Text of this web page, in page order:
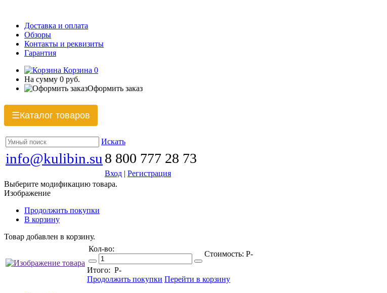
Доставка и оплата
Обзоры
Контакты и реквизиты
Гарантия
Корзина 0
На сумму 0 руб.
Оформить заказ
☰Каталог товаров
Искать
info@kulibin.su 8 800 777 28 73
Вход | Регистрация
Выберите модификацию товара.
Изображение
Продолжить покупки
В корзину
Товар добавлен в корзину.
Кол-во:
Стоимость: Р-
Итого: Р-
Продолжить покупки Перейти в корзину